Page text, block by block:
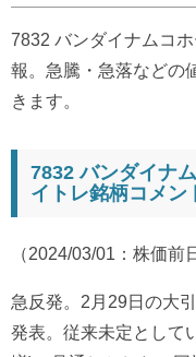
7832 バンダイナムコ
報。急騰・急落などの
きます。
7832 バンダイナ
イトレ銘柄コメン
（2024/03/01：株価前
急反発。2月29日の大
発表。従来未定として